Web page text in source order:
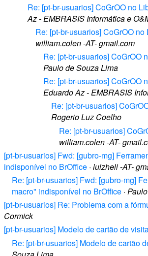
Re: [pt-br-usuarios] CoGrOO no
Az - EMBRASIS Informática e
Re: [pt-br-usuarios] CoGrOO no
william.colen -AT- gmail.com
Re: [pt-br-usuarios] CoGrOO
Paulo de Souza Lima
Re: [pt-br-usuarios] CoGrOO
Eduardo Az - EMBRASIS
Re: [pt-br-usuarios]
Rogerio Luz Coelho
Re: [pt-br-usuarios]
william.colen -AT-
[pt-br-usuarios] Fwd: [gubro-mg]
indisponível no BrOffice · luizheli -AT-
Re: [pt-br-usuarios] Fwd: [gubro-mg]
macro" indisponível no BrOffice ·
[pt-br-usuarios] Re: Problema com a
Cormick
[pt-br-usuarios] Modelo de cartão de
Re: [pt-br-usuarios] Modelo de cartão